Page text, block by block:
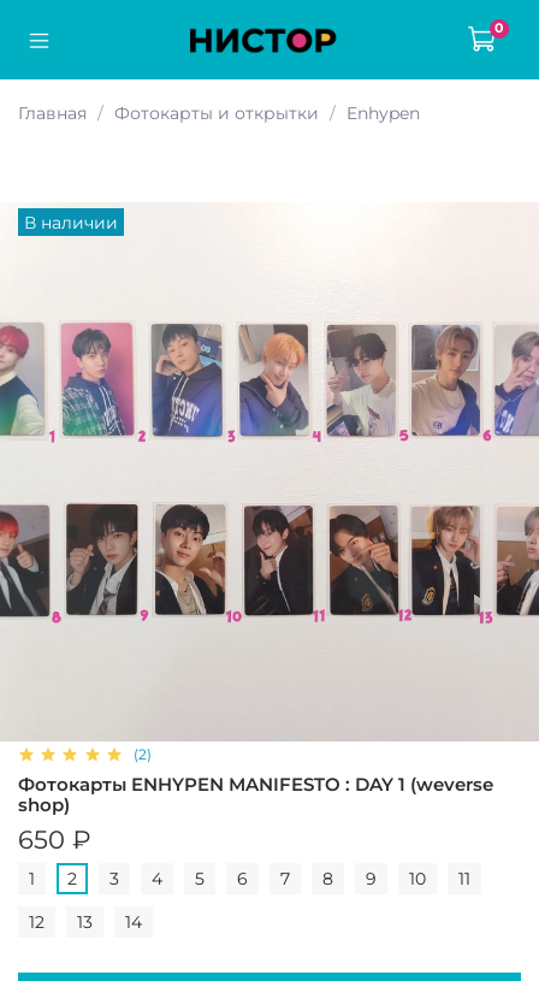
0
Главная Фотокарты и открытки Enhypen
В наличии
(2)
Фотокарты ENHYPEN MANIFESTO : DAY 1 (weverse
shop)
650 ₽
1 2 3 4 5 6 7 8 9 10 11
12 13 14